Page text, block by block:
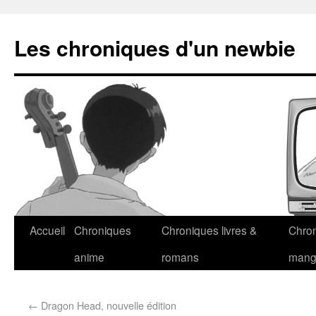
Les chroniques d'un newbie
Accueil Chroniques
anime
Chroniques livres &
romans
← Dragon Head, nouvelle édition